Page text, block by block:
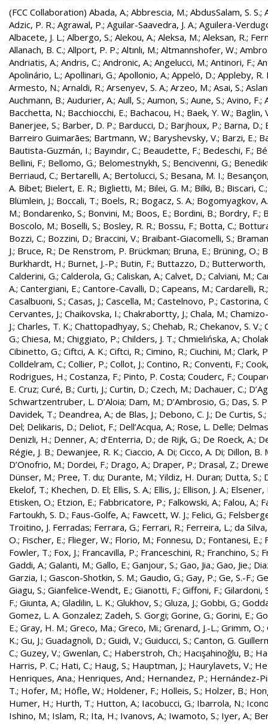
(FCC Collaboration) Abada, A.; Abbrescia, M.; AbdusSalam, S. S.;
Adzic, P. R.; Agrawal, P.; Aguilar-Saavedra, J. A.; Aguilera-
Albacete, J. L.; Albergo, S.; Alekou, A.; Aleksa, M.; Aleksan, R.;
Allanach, B. C.; Allport, P. P.; Altınlı, M.; Altmannshofer, W.;
Andriatis, A.; Andris, C.; Andronic, A.; Angelucci, M.; Antinori, F.;
Apolinário, L.; Apollinari, G.; Apollonio, A.; Appelö, D.; Appleby, R.
Armesto, N.; Arnaldi, R.; Arsenyev, S. A.; Arzeo, M.; Asai, S.;
Auchmann, B.; Audurier, A.; Aull, S.; Aumon, S.; Aune, S.; Avino, F.;
Bacchetta, N.; Bacchiocchi, E.; Bachacou, H.; Baek, Y. W.; Baglin,
Banerjee, S.; Barber, D. P.; Barducci, D.; Barjhoux, P.; Barna, D.;
Barreiro Guimarães; Bartmann, W.; Baryshevsky, V.; Barzi, E.;
Bautista-Guzmán, I.; Bayındır, C.; Beaudette, F.; Bedeschi, F.;
Bellini, F.; Bellomo, G.; Belomestnykh, S.; Bencivenni, G.;
Berriaud, C.; Bertarelli, A.; Bertolucci, S.; Besana, M. I.;
A. Bibet; Bielert, E. R.; Biglietti, M.; Bilei, G. M.; Bilki, B.; Biscari, C.
Blümlein, J.; Boccali, T.; Boels, R.; Bogacz, S. A.; Bogomyagkov, A.
M.; Bondarenko, S.; Bonvini, M.; Boos, E.; Bordini, B.; Bordry, F.;
Boscolo, M.; Boselli, S.; Bosley, R. R.; Bossu, F.; Botta, C.;
Bozzi, C.; Bozzini, D.; Braccini, V.; Braibant-Giacomelli, S.;
J.; Bruce, R.; De Renstrom, P. Brückman; Bruna, E.; Brüning, O.;
Burkhardt, H.; Burnet, J.-P.; Butin, F.; Buttazzo, D.; Butterworth,
Calderini, G.; Calderola, G.; Caliskan, A.; Calvet, D.; Calviani, M.;
A.; Cantergiani, E.; Cantore-Cavalli, D.; Capeans, M.; Cardarelli, R.
Casalbuoni, S.; Casas, J.; Cascella, M.; Castelnovo, P.; Castorina,
Cervantes, J.; Chaikovska, I.; Chakrabortty, J.; Chala, M.;
J.; Charles, T. K.; Chattopadhyay, S.; Chehab, R.; Chekanov, S. V.;
G.; Chiesa, M.; Chiggiato, P.; Childers, J. T.; Chmielińska, A.;
Cibinetto, G.; Ciftci, A. K.; Ciftci, R.; Cimino, R.; Ciuchini, M.; Clark,
Colldelram, C.; Collier, P.; Collot, J.; Contino, R.; Conventi, F.;
Rodrigues, H.; Costanza, F.; Pinto, P. Costa; Couderc, F.;
E. Cruz; Curé, B.; Curti, J.; Curtin, D.; Czech, M.; Dachauer, C.;
Schwartzentruber, L. D’Aloia; Dam, M.; D’Ambrosio, G.; Das, S.
Davidek, T.; Deandrea, A.; de Blas, J.; Debono, C. J.; De Curtis, S.;
Del; Delikaris, D.; Deliot, F.; Dell’Acqua, A.; Rose, L. Delle;
Denizli, H.; Denner, A.; d’Enterria, D.; de Rijk, G.; De Roeck, A.;
Régie, J. B.; Dewanjee, R. K.; Ciaccio, A. Di; Cicco, A. Di; Dillon, B.
D’Onofrio, M.; Dordei, F.; Drago, A.; Draper, P.; Drasal, Z.;
Dünser, M.; Pree, T. du; Durante, M.; Yildiz, H. Duran; Dutta, S.;
Ekelof, T.; Khechen, D. El; Ellis, S. A.; Ellis, J.; Ellison, J. A.; Elsener,
Etisken, O.; Etzion, E.; Fabbricatore, P.; Falkowski, A.; Falou, A.;
Fartoukh, S. D.; Faus-Golfe, A.; Fawcett, W. J.; Felici, G.;
Troitino, J. Ferradas; Ferrara, G.; Ferrari, R.; Ferreira, L.; da
O.; Fischer, E.; Flieger, W.; Florio, M.; Fonnesu, D.; Fontanesi, E.;
Fowler, T.; Fox, J.; Francavilla, P.; Franceschini, R.; Franchino, S.;
Gaddi, A.; Galanti, M.; Gallo, E.; Ganjour, S.; Gao, Jia.; Gao, Jie.;
Garzia, I.; Gascon-Shotkin, S. M.; Gaudio, G.; Gay, P.; Ge, S.-F.;
Giagu, S.; Gianfelice-Wendt, E.; Gianotti, F.; Giffoni, F.; Gilardoni,
F.; Giunta, A.; Gladilin, L. K.; Glukhov, S.; Gluza, J.; Gobbi, G.;
Gomez, L. A. Gonzalez; Zadeh, S. Gorgi; Gorine, G.; Gorini, E.;
E.; Gray, H. M.; Greco, Ma.; Greco, Mi.; Grenard, J.-L.; Grimm, O.;
K.; Gu, J.; Guadagnoli, D.; Guidi, V.; Guiducci, S.; Canton, G.
C.; Guzey, V.; Gwenlan, C.; Haberstroh, Ch.; Hacışahinoğlu, B.;
Harris, P. C.; Hati, C.; Haug, S.; Hauptman, J.; Haurylavets, V.;
Henriques, Ana.; Henriques, And.; Hernandez, P.; Hernández-
T.; Hofer, M.; Höfle, W.; Holdener, F.; Holleis, S.; Holzer, B.;
Humer, H.; Hurth, T.; Hutton, A.; Iacobucci, G.; Ibarrola, N.;
Ishino, M.; Islam, R.; Ita, H.; Ivanovs, A.; Iwamoto, S.; Iyer, A.;